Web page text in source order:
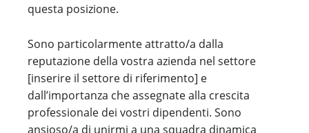
questa posizione.
Sono particolarmente attratto/a dalla
reputazione della vostra azienda nel settore
[inserire il settore di riferimento] e
dall’importanza che assegnate alla crescita
professionale dei vostri dipendenti. Sono
ansioso/a di unirmi a una squadra dinamica